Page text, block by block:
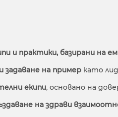
и практики, базирани на
задаване на пример като
екипи, основано на
на здрави